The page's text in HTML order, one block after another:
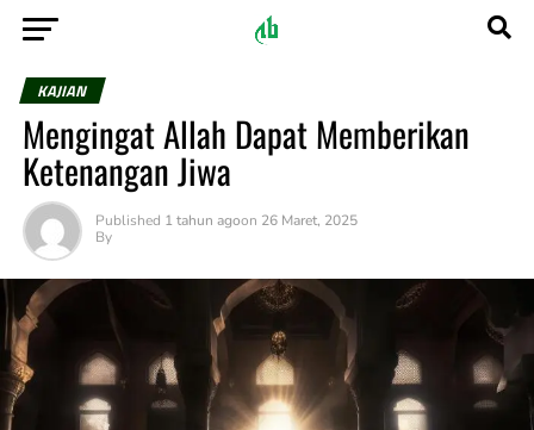
KAJIAN
Mengingat Allah Dapat Memberikan
Ketenangan Jiwa
Published 1 tahun agoon 26 Maret, 2025
By